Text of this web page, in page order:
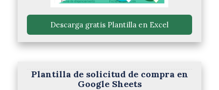
Descarga gratis Plantilla en Excel
Plantilla de solicitud de compra en
Google Sheets